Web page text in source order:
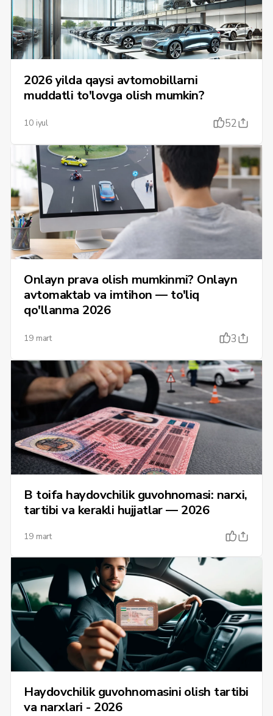
2026 yilda qaysi avtomobillarni
muddatli to'lovga olish mumkin?
10 iyul 52
Onlayn prava olish mumkinmi? Onlayn
avtomaktab va imtihon — to'liq
qo'llanma 2026
19 mart 3
B toifa haydovchilik guvohnomasi: narxi,
tartibi va kerakli hujjatlar — 2026
19 mart
Haydovchilik guvohnomasini olish tartibi
va narxlari - 2026